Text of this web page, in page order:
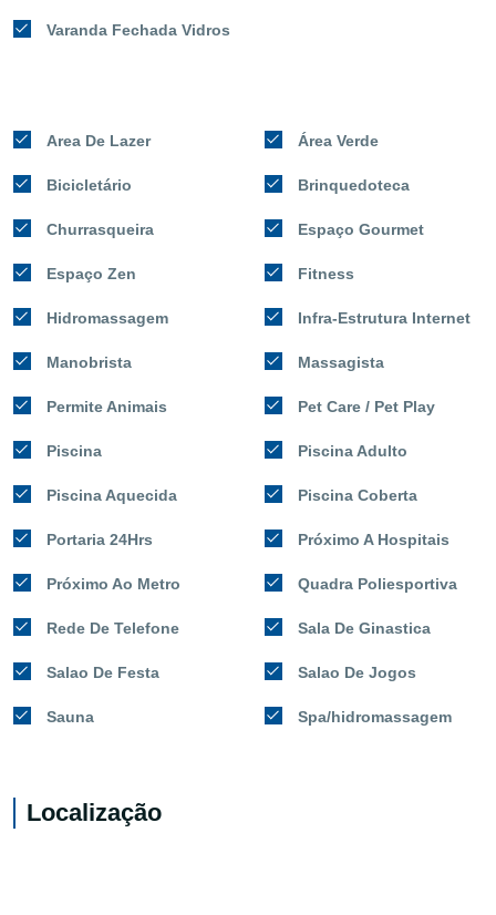
Varanda Fechada Vidros
Area De Lazer Área Verde
Bicicletário Brinquedoteca
Churrasqueira Espaço Gourmet
Espaço Zen Fitness
Hidromassagem Infra-Estrutura Internet
Manobrista Massagista
Permite Animais Pet Care / Pet Play
Piscina Piscina Adulto
Piscina Aquecida Piscina Coberta
Portaria 24Hrs Próximo A Hospitais
Próximo Ao Metro Quadra Poliesportiva
Rede De Telefone Sala De Ginastica
Salao De Festa Salao De Jogos
Sauna Spa/hidromassagem
Localização